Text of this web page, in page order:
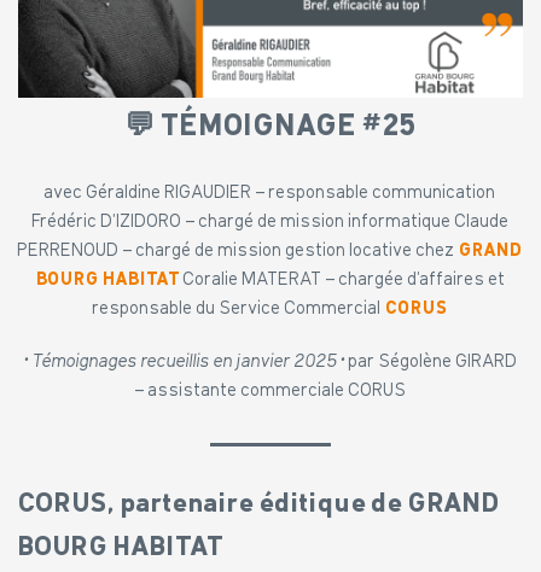
💬 TÉMOIGNAGE #25
avec Géraldine RIGAUDIER – responsable communication
Frédéric D’IZIDORO – chargé de mission informatique Claude
PERRENOUD – chargé de mission gestion locative chez GRAND
BOURG HABITAT Coralie MATERAT – chargée d’affaires et
responsable du Service Commercial CORUS
• Témoignages recueillis en janvier 2025 • par Ségolène GIRARD
– assistante commerciale CORUS
CORUS, partenaire éditique de GRAND
BOURG HABITAT